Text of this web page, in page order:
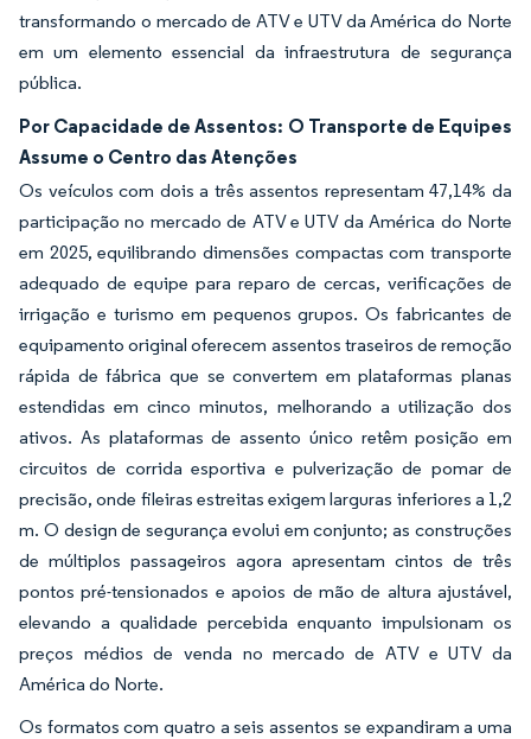
transformando o mercado de ATV e UTV da América do Norte
em um elemento essencial da infraestrutura de segurança
pública.
Por Capacidade de Assentos: O Transporte de Equipes
Assume o Centro das Atenções
Os veículos com dois a três assentos representam 47,14% da
participação no mercado de ATV e UTV da América do Norte
em 2025, equilibrando dimensões compactas com transporte
adequado de equipe para reparo de cercas, verificações de
irrigação e turismo em pequenos grupos. Os fabricantes de
equipamento original oferecem assentos traseiros de remoção
rápida de fábrica que se convertem em plataformas planas
estendidas em cinco minutos, melhorando a utilização dos
ativos. As plataformas de assento único retêm posição em
circuitos de corrida esportiva e pulverização de pomar de
precisão, onde fileiras estreitas exigem larguras inferiores a 1,2
m. O design de segurança evolui em conjunto; as construções
de múltiplos passageiros agora apresentam cintos de três
pontos pré-tensionados e apoios de mão de altura ajustável,
elevando a qualidade percebida enquanto impulsionam os
preços médios de venda no mercado de ATV e UTV da
América do Norte.
Os formatos com quatro a seis assentos se expandiram a uma